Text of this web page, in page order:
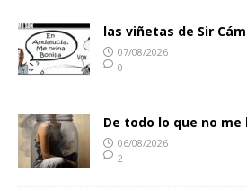
las viñetas de Sir
07/08/2026
0
De todo lo que no me
06/08/2026
2